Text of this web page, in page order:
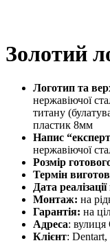
Золотий
Логотип та
нержавіючої
титану
пластик 8мм
Напис
нержавіючої
Розмір
Термін
Дата
Монтаж: на
Гарантія: на
Адреса: вулиця
Клієнт: Dentart,